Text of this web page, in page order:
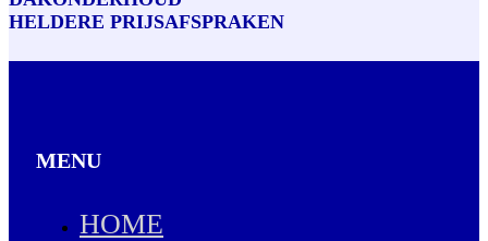
HELDERE PRIJSAFSPRAKEN
MENU
HOME